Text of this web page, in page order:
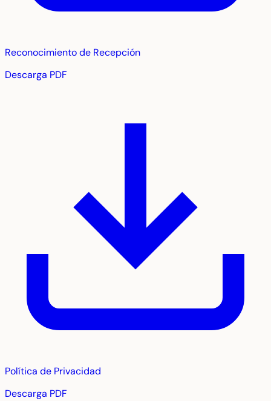
Reconocimiento de Recepción
Descarga PDF
Política de Privacidad
Descarga PDF